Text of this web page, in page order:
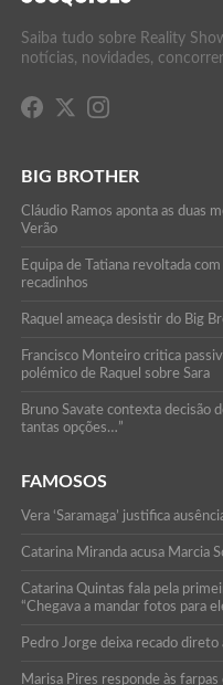
Saiba tudo sobre Reality
notícias, novidades,
BIG BROTHER
Cláudio Ramos aponta as duas
Verão
Equipa de Tatiana revoltada
recadinhos
Raquel ameaça desistir do Big
Francisco Monteiro critica
polémico de Raquel sobre Sara
Bruno Savate contexta decisão
tantas opções…”
FAMOSOS
Vera ‘Saramaga’ justifica
Catarina Miranda acusa Marcia
Catarina Quintas fala pela
“Chegava a mandar fotos para
Pedro Jorge deixa recado direto
Marisa Pires responde às